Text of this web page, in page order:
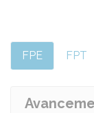
FPE FPT